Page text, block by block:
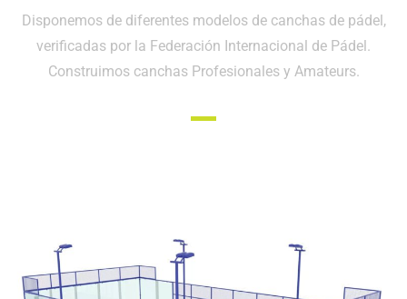
Disponemos de diferentes modelos de canchas de pádel,
verificadas por la Federación Internacional de Pádel.
Construimos canchas Profesionales y Amateurs.